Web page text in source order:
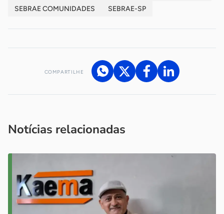
SEBRAE COMUNIDADES
SEBRAE-SP
COMPARTILHE
Notícias relacionadas